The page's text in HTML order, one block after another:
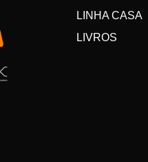
LINHA CASA
LIVROS